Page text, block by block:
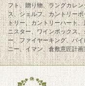
フト、贈り物、ラングカレ
ス、シェルフ、カントリー
トリー、カントリーハート
ニスター、ワインボックス
ー、ファイヤーキング、パ
ニー、イマン、倉敷意匠計